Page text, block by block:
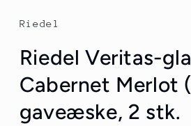
Riedel
Riedel Veritas-
Cabernet Merlot
gaveæske, 2 stk.